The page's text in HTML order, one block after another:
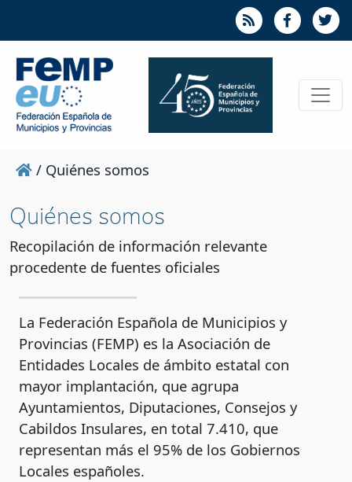
/ Quiénes somos
Quiénes somos
Recopilación de información relevante
procedente de fuentes oficiales
La Federación Española de Municipios y
Provincias (FEMP) es la Asociación de
Entidades Locales de ámbito estatal con
mayor implantación, que agrupa
Ayuntamientos, Diputaciones, Consejos y
Cabildos Insulares, en total 7.410, que
representan más el 95% de los Gobiernos
Locales españoles.